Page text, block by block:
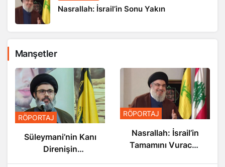
Nasrallah: İsrail’in Sonu Yakın
Manşetler
RÖPORTAJ
Süleymani’nin Kanı
Direnişin
RÖPORTAJ
Nasrallah: İsrail’in
Tamamını Vuracak